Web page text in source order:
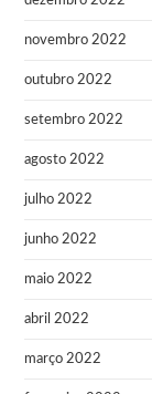
novembro 2022
outubro 2022
setembro 2022
agosto 2022
julho 2022
junho 2022
maio 2022
abril 2022
março 2022